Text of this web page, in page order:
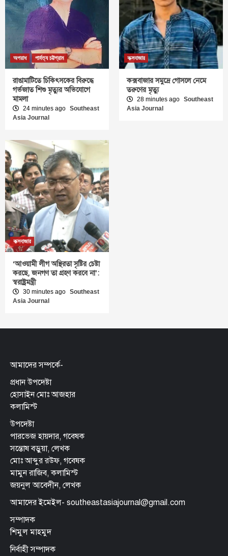
অপরাধ পার্বত্য চট্টগ্রাম
রাঙামাটিতে চিকিৎসকের বিরুদ্ধে
গর্ভজাত শিশু মৃত্যুর অভিযোগে
মামলা
24 minutes ago Southeast
Asia Journal
কক্সবাজার
কক্সবাজার সমুদ্রে গোসলে নেমে
তরুণের মৃত্যু
28 minutes ago Southeast
Asia Journal
কক্সবাজার
‘আওয়ামী লীগ অস্থিরতা সৃষ্টির চেষ্টা
করছে, জনগণ তা গ্রহণ করবে না’:
স্বরাষ্ট্রমন্ত্রী
30 minutes ago Southeast
Asia Journal
আমাদের সম্পর্কে-
প্রধান উপদেষ্টা
হোসাইন মোঃ আজহার
কলামিস্ট
উপদেষ্টা
পারভেজ হায়দার, গবেষক
সন্তোষ বড়ুয়া, লেখক
মোঃ আব্দুর রউফ, গবেষক
মামুন রাজিব, কলামিস্ট
জয়নুল আবেদীন, লেখক
আমাদের ইমেইল- southeastasiajournal@gmail.com
সম্পাদক
শিমুল মাহমুদ
নির্বাহী সম্পাদক